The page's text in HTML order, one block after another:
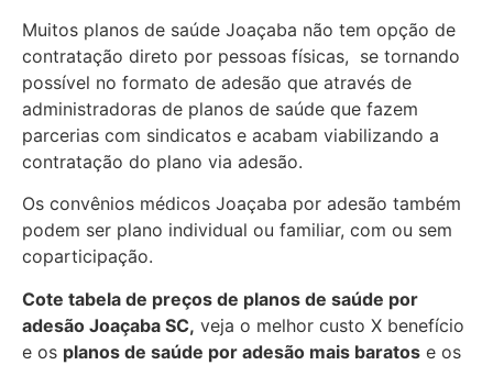
Muitos planos de saúde Joaçaba não tem opção de
contratação direto por pessoas físicas, se tornando
possível no formato de adesão que através de
administradoras de planos de saúde que fazem
parcerias com sindicatos e acabam viabilizando a
contratação do plano via adesão.
Os convênios médicos Joaçaba por adesão também
podem ser plano individual ou familiar, com ou sem
coparticipação.
Cote tabela de preços de planos de saúde por
adesão Joaçaba SC, veja o melhor custo X benefício
e os planos de saúde por adesão mais baratos e os